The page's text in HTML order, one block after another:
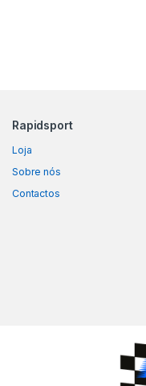
Rapidsport
Loja
Sobre nós
Contactos